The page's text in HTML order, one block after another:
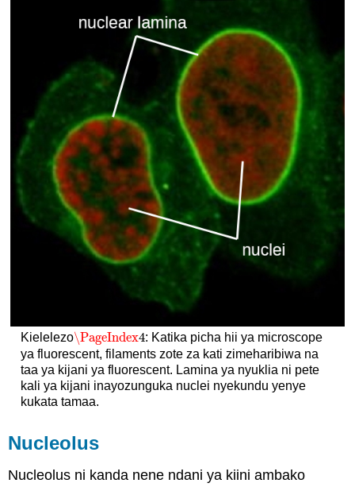
Kielelezo\PageIndex4
\PageIndex4: Katika picha hii ya microscope
ya fluorescent, filaments zote za kati zimeharibiwa na
taa ya kijani ya fluorescent. Lamina ya nyuklia ni pete
kali ya kijani inayozunguka nuclei nyekundu yenye
kukata tamaa.
Nucleolus
Nucleolus ni kanda nene ndani ya kiini ambako